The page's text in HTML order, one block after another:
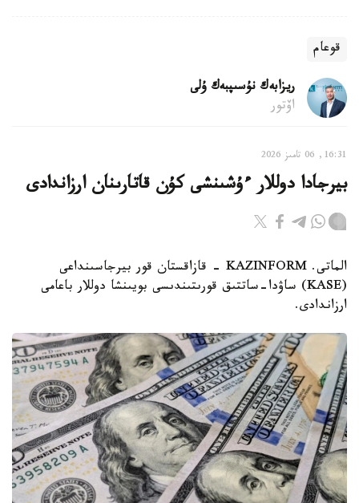
قوعام
ريزابەك نۇسىپبەك ۇلى
اۆتور
16:31, 06 تامىز 2026
بيرجادا دوللار ءۇشىنشى كۇن قاتارىنان ارزاندادى
الماتى. KAZINFORM - قازاقستان قور بيرجاسىنداعى
(KASE) ساۋدا-ساتتىق قورىتىندىسى بويىنشا دوللار باعامى
ارزاندادى.